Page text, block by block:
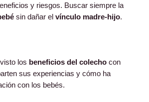
y riesgos. Buscar siempre la
sin dañar el vínculo madre-hijo.
los beneficios del colecho con
sus experiencias y cómo ha
con los bebés.